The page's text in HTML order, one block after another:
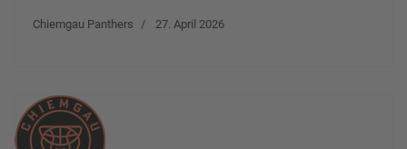
Chiemgau Panthers 27. April 2026